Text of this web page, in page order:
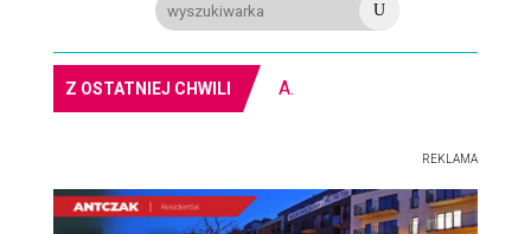
U
Z OSTATNIEJ CHWILI PIŁKA RĘCZNA. Nowa bramkarka Szczypiorna. Grała w Norwegii
REKLAMA